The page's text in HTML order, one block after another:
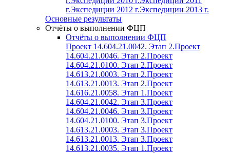
г.Экспедиции 2012 г.Экспедиции 2013 г.
Основные результаты
Отчёты о выполнении ФЦП
Отчёты о выполнении ФЦП
Проект 14.604.21.0042. Этап 2.Проект
14.604.21.0046. Этап 2.Проект
14.604.21.0100. Этап 2.Проект
14.613.21.0003. Этап 2.Проект
14.613.21.0013. Этап 2.Проект
14.616.21.0058. Этап 1.Проект
14.604.21.0042. Этап 3.Проект
14.604.21.0046. Этап 3.Проект
14.604.21.0100. Этап 3.Проект
14.613.21.0003. Этап 3.Проект
14.613.21.0013. Этап 3.Проект
14.613.21.0035. Этап 1.Проект